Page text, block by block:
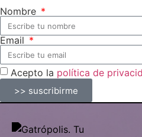
Nombre
Email
Acepto la política de
>> suscribirme